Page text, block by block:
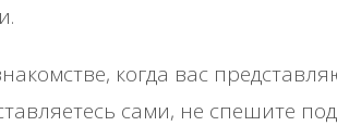
когда вас
сами, не спешите